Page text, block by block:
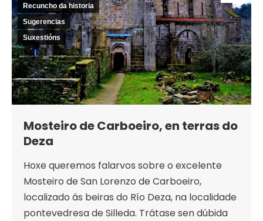
Recuncho da historia
Sugerencias
Suxestións
Mosteiro de Carboeiro, en terras do
Deza
Hoxe queremos falarvos sobre o excelente
Mosteiro de San Lorenzo de Carboeiro,
localizado ás beiras do Río Deza, na localidade
pontevedresa de Silleda. Trátase sen dúbida